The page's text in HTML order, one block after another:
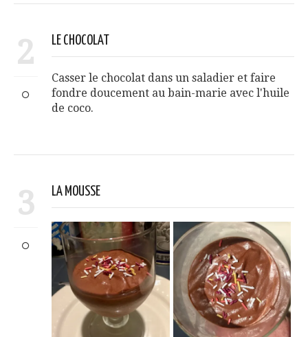
2 LE CHOCOLAT
Casser le chocolat dans un saladier et faire
fondre doucement au bain-marie avec l'huile
de coco.
3 LA MOUSSE